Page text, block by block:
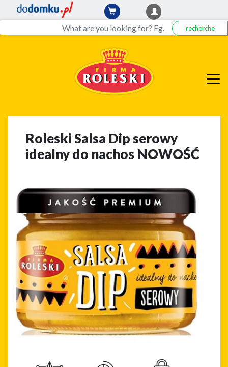
recherche
Roleski Salsa Dip serowy
idealny do nachos NOWOŚĆ